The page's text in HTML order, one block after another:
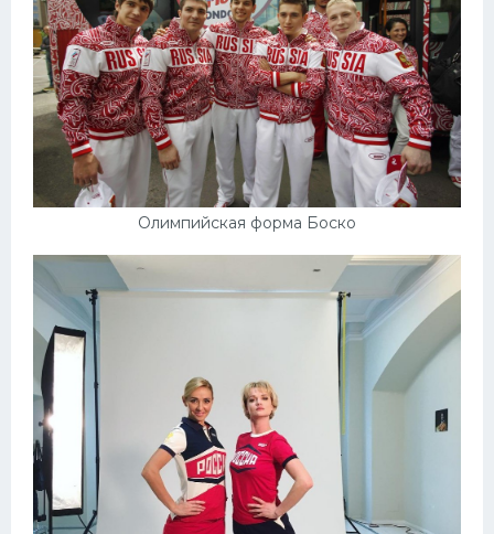
Олимпийская форма Боско